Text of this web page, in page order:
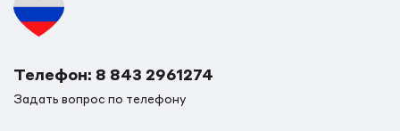
Телефон: 8 843 2961274
Задать вопрос по телефону